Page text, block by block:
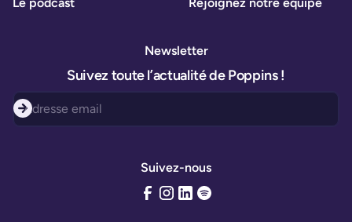
Suivez-nous
Newsletter
Suivez toute l’actualité de Poppins !